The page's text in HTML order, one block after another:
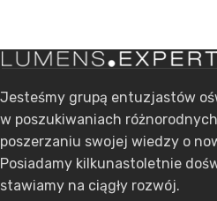
Jesteśmy grupą entuzjastów
w poszukiwaniach
poszerzaniu swojej wiedzy o
Posiadamy kilkunastoletnie
stawiamy na ciągły rozwój.